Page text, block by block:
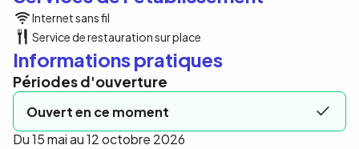
Internet sans fil
Service de restauration sur place
Informations pratiques
Périodes d'ouverture
Ouvert en ce moment
Du 15 mai au 12 octobre 2026